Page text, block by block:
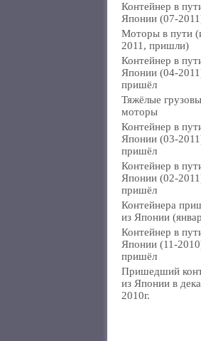
Контейнер в
Японии (07-
Моторы в пути
2011, пришли)
Контейнер в
Японии (04-
пришёл
Тяжёлые
моторы
Контейнер в
Японии (03-
пришёл
Контейнер в
Японии (02-
пришёл
Контейнера
из Японии
Контейнер в
Японии (11-
пришёл
Пришедший
из Японии в
2010г.